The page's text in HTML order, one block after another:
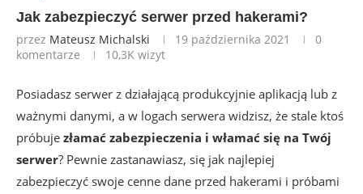
Jak zabezpieczyć serwer przed hakerami?
przez Mateusz Michalski 19 października 2021
0
komentarze
10,3K wizyt
Posiadasz serwer z działającą produkcyjnie aplikacją lub z
ważnymi danymi, a w logach serwera widzisz, że stale ktoś
próbuje złamać zabezpieczenia i włamać się na Twój
serwer? Pewnie zastanawiasz, się jak najlepiej
zabezpieczyć swoje cenne dane przed hakerami i próbami